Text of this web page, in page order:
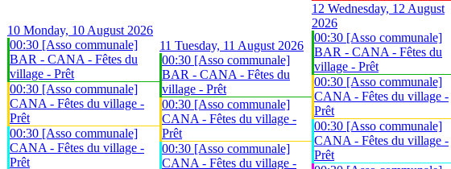
10 Monday, 10 August 2026
00:30 [Asso communale]
BAR - CANA - Fêtes du
village - Prêt
00:30 [Asso communale]
CANA - Fêtes du village -
Prêt
00:30 [Asso communale]
CANA - Fêtes du village -
Prêt
11 Tuesday, 11 August 2026
00:30 [Asso communale]
BAR - CANA - Fêtes du
village - Prêt
00:30 [Asso communale]
CANA - Fêtes du village -
Prêt
00:30 [Asso communale]
CANA - Fêtes du village -
12 Wednesday, 12 August
2026
00:30 [Asso communale]
BAR - CANA - Fêtes du
village - Prêt
00:30 [Asso communale]
CANA - Fêtes du village -
Prêt
00:30 [Asso communale]
CANA - Fêtes du village -
Prêt